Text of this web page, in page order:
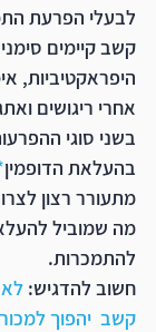
לבעלי הפרעת
קשב קיימים
היפראקטיביות,
אחרי ריגושים
בשני סוגי
בהעלאת הדופמין
מתעורר רצון
מה שמוביל
להתמכרות.
חשוב להדגיש:
קשב  יהפוך